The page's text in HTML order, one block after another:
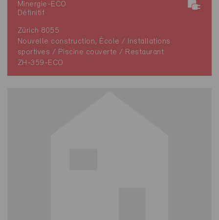
Minergie-ECO
Définitif
Zürich 8055
Nouvelle construction, École / Installations
sportives / Piscine couverte / Restaurant
ZH-359-ECO